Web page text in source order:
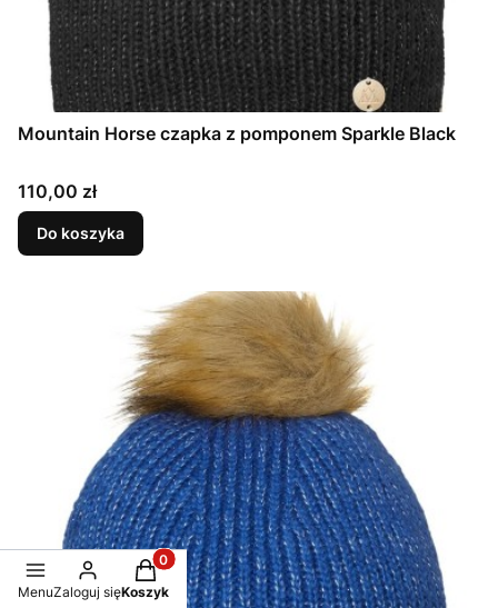
Mountain Horse czapka z pomponem Sparkle Black
Cena
110,00 zł
Do koszyka
MenuZaloguj się
Produkty w koszyku: 0. Zobacz szczegóły
Koszyk